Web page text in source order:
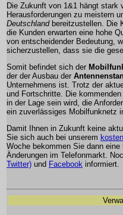
Die Zukunft von 1&1 hängt stark
Herausforderungen zu meistern
Deutschlandbereitzustellen. Die
die Kunden erwarten eine hohe
von entscheidender Bedeutung,
sicherzustellen, dass sie die
Somit befindet sich der
der der Ausbau der
Unternehmens ist. Trotz der
und Fortschritte. Die
in der Lage sein wird, die
ein zuverlässiges Mobilfunknetz
Damit Ihnen in Zukunft keine
Sie sich auch bei unserem
Woche bekommen Sie dann
Änderungen im Telefonmarkt.
Twitter) und Facebook informiert.